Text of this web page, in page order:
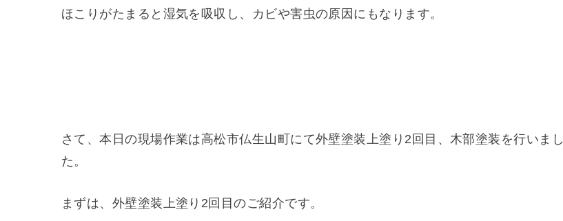
ほこりがたまると湿気を吸収し、カビや害虫の原因にもなります。
さて、本日の現場作業は高松市仏生山町にて外壁塗装上塗り2回目、木部塗装を行いまし
た。
まずは、外壁塗装上塗り2回目のご紹介です。